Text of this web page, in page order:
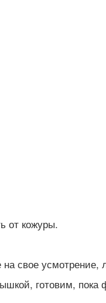
от кожуры.
свое усмотрение,
готовим, пока